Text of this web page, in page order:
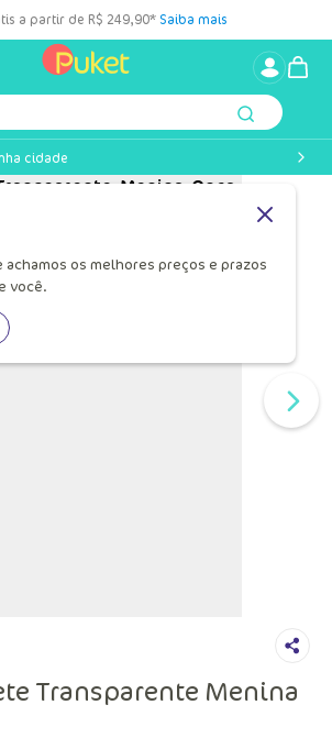
a partir de R$ 249,90* Saiba mais
cidade
achamos os melhores preços e prazos
você.
Transparente Menina